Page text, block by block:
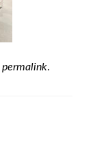
permalink.